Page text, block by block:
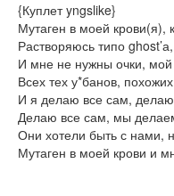
{Куплет yngslike}
Мутаген в моей крови(я),
Растворяюсь типо
И мне не нужны очки, мой
Всех тех у*банов,
И я делаю все сам,
Делаю все сам, мы
Они хотели быть с нами,
Мутаген в моей крови и